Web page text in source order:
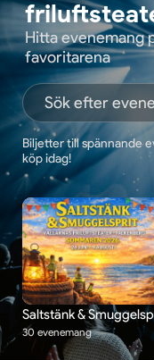
Hitta evenemang
favoritarena
Biljetter till spännande
köp idag!
Saltstänk &
30 evenemang